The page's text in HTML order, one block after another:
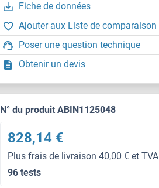
Fiche de données
Ajouter aux Liste de comparaison
Poser une question technique
Obtenir un devis
N° du produit ABIN1125048
828,14 €
Plus frais de livraison 40,00 € et TVA
96 tests